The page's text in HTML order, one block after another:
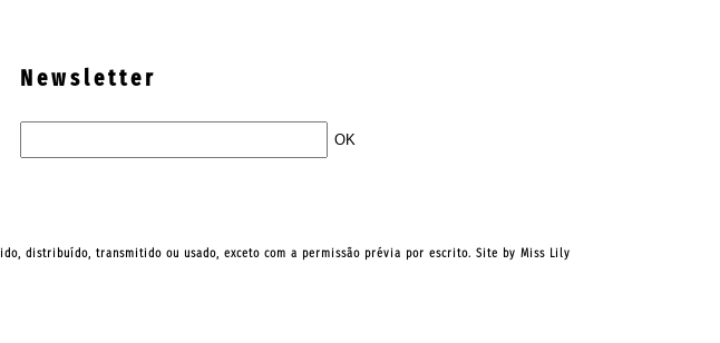
Newsletter
distribuído, transmitido ou usado, exceto com a permissão prévia por escrito. Site byMiss Lily